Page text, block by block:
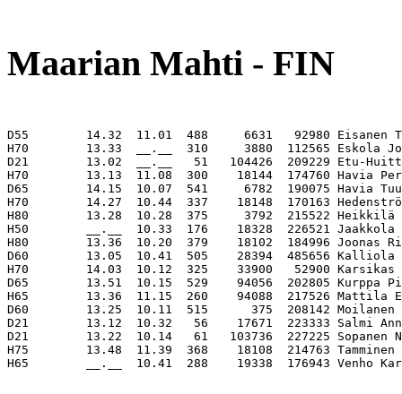
Maarian Mahti - FIN
D55        14.32  11.01  488     6631   92980
H70        13.33  __.__  310     3880  112565
D21        13.02  __.__   51   104426  209229 Etu-
H70        13.13  11.08  300    18144  174760
D65        14.15  10.07  541     6782  190075
H70        14.27  10.44  337    18148  170163
H80        13.28  10.28  375     3792  215522
H50        __.__  10.33  176    18328  226521
H80        13.36  10.20  379    18102  184996
D60        13.05  10.41  505    28394  485656
H70        14.03  10.12  325    33900   52900
D65        13.51  10.15  529    94056  202805
H65        13.36  11.15  260    94088  217526
D60        13.25  10.11  515      375  208142
D21        13.12  10.32   56    17671  223333
D21        13.22  10.14   61   103736  227225
H75        13.48  11.39  368    18108  214763
H65        __.__  10.41  288    19338  176943